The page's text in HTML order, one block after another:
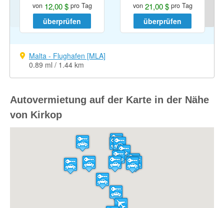
von 12,00 $ pro Tag
überprüfen
von 21,00 $ pro Tag
überprüfen
Malta - Flughafen [MLA]
0.89 ml / 1.44 km
Autovermietung auf der Karte in der Nähe
von Kirkop